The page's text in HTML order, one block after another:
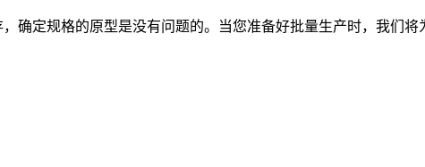
确定规格的原型是没有问题的。当您准备好批量生产时，我们